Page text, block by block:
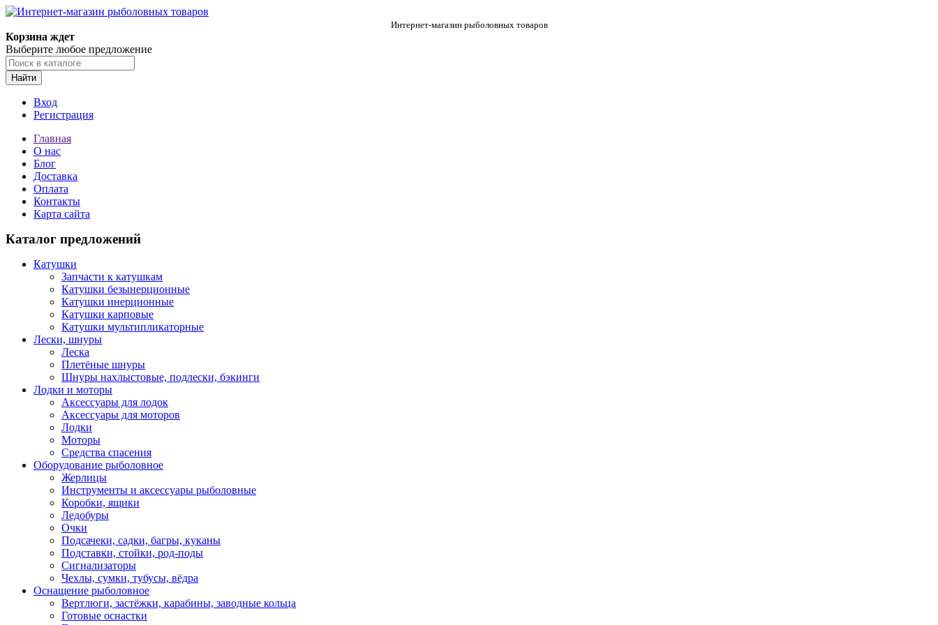
Интернет-магазин рыболовных товаров
Корзина ждет
Выберите любое предложение
Найти
Вход
Регистрация
Главная
О нас
Блог
Доставка
Оплата
Контакты
Карта сайта
Каталог предложений
Катушки
Запчасти к катушкам
Катушки безынерционные
Катушки инерционные
Катушки карповые
Катушки мультипликаторные
Лески, шнуры
Леска
Плетёные шнуры
Шнуры нахлыстовые, подлески, бэкинги
Лодки и моторы
Аксессуары для лодок
Аксессуары для моторов
Лодки
Моторы
Средства спасения
Оборудование рыболовное
Жерлицы
Инструменты и аксессуары рыболовные
Коробки, ящики
Ледобуры
Очки
Подсачеки, садки, багры, куканы
Подставки, стойки, род-поды
Сигнализаторы
Чехлы, сумки, тубусы, вёдра
Оснащение рыболовное
Вертлюги, застёжки, карабины, заводные кольца
Готовые оснастки